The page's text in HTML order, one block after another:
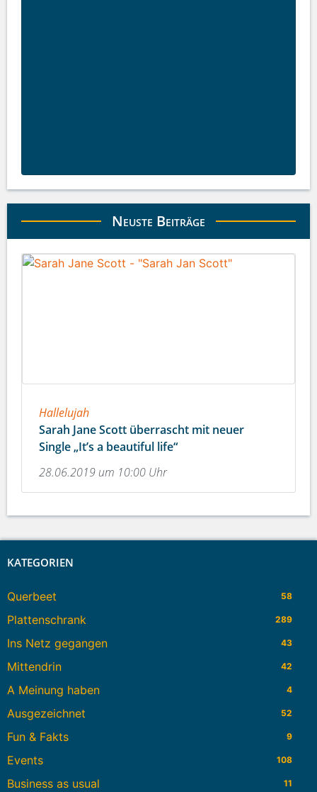
Neuste Beiträge
Hallelujah
Sarah Jane Scott überrascht mit neuer
Single „It’s a beautiful life“
28.06.2019 um 10:00 Uhr
KATEGORIEN
Querbeet 58
Plattenschrank 289
Ins Netz gegangen 43
Mittendrin 42
A Meinung haben 4
Ausgezeichnet 52
Fun & Fakts 9
Events 108
Business as usual 11